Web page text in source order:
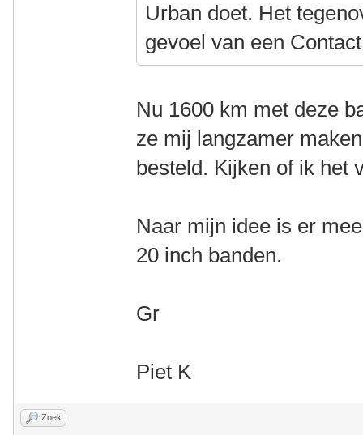
Urban doet. Het
gevoel van een
Nu 1600 km met deze
ze mij langzamer
besteld. Kijken of ik het
Naar mijn idee is er
20 inch banden.
Gr
Piet K
Zoek